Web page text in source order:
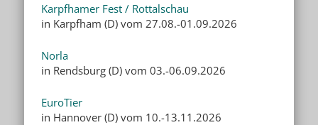
Karpfhamer Fest / Rottalschau
in Karpfham (D) vom 27.08.-01.09.2026
Norla
in Rendsburg (D) vom 03.-06.09.2026
EuroTier
in Hannover (D) vom 10.-13.11.2026